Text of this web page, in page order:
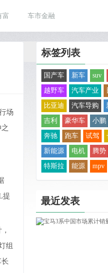
富 车市金融
场
提
组
标签列表
国产车 新车 suv
越野车 汽车产业
比亚迪 汽车导购
吉利 豪华车 小鹏
奔驰 跑车 试驾
新能源 电机 腾势
特斯拉 能源 mpv
最近发表